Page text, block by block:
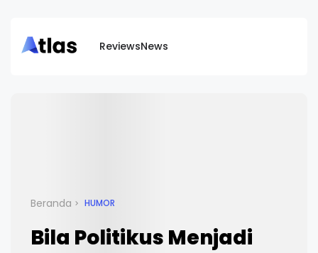
ReviewsNews
Beranda HUMOR
Bila Politikus Menjadi